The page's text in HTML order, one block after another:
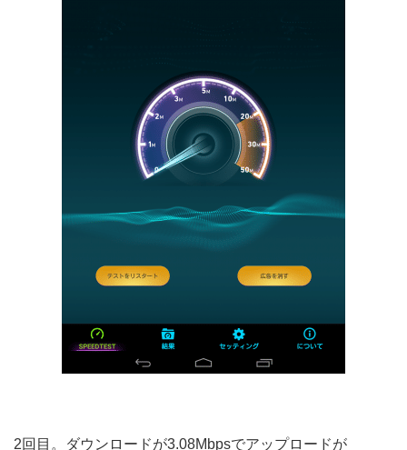
2回目。ダウンロードが3.08Mbpsでアップロードが